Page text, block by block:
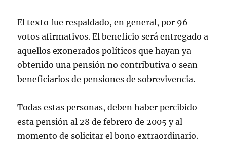
El texto fue respaldado, en general, por 96
votos afirmativos. El beneficio será entregado a
aquellos exonerados políticos que hayan ya
obtenido una pensión no contributiva o sean
beneficiarios de pensiones de sobrevivencia.
Todas estas personas, deben haber percibido
esta pensión al 28 de febrero de 2005 y al
momento de solicitar el bono extraordinario.